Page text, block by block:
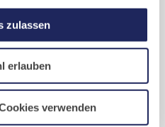
zulassen
erlauben
verwenden